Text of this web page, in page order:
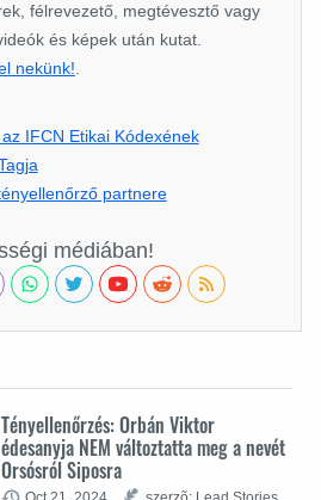
félrevezető, megtévesztő vagy
és képek után kutat.
nekünk!
IFCN Etikai Kódexének
partnere
médiában!
Tényellenőrzés: Orbán Viktor
édesanyja NEM változtatta meg a nevét
Orsósról Siposra
Oct 21, 2024 szerzõ: Lead Stories